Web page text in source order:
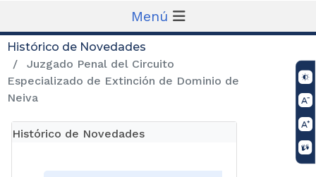
Menú
Histórico de Novedades
Juzgado Penal del Circuito
Especializado de Extinción de Dominio de
Neiva
Histórico de Novedades